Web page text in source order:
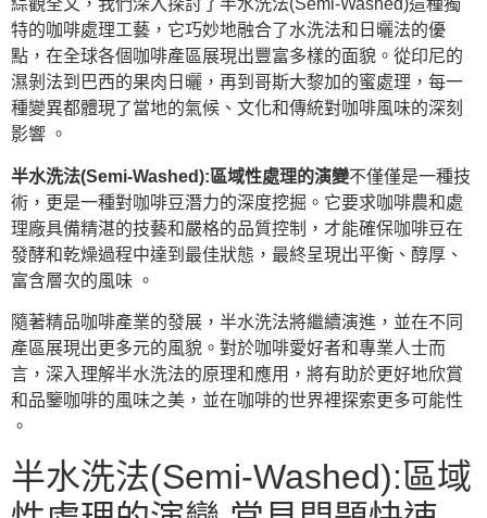
綜觀全文，我們深入探討了半水洗法(Semi-Washed)這種獨
特的咖啡處理工藝，它巧妙地融合了水洗法和日曬法的優
點，在全球各個咖啡產區展現出豐富多樣的面貌。從印尼的
濕剝法到巴西的果肉日曬，再到哥斯大黎加的蜜處理，每一
種變異都體現了當地的氣候、文化和傳統對咖啡風味的深刻
影響 。
半水洗法(Semi-Washed):區域性處理的演變不僅僅是一種技
術，更是一種對咖啡豆潛力的深度挖掘。它要求咖啡農和處
理廠具備精湛的技藝和嚴格的品質控制，才能確保咖啡豆在
發酵和乾燥過程中達到最佳狀態，最終呈現出平衡、醇厚、
富含層次的風味 。
隨著精品咖啡產業的發展，半水洗法將繼續演進，並在不同
產區展現出更多元的風貌。對於咖啡愛好者和專業人士而
言，深入理解半水洗法的原理和應用，將有助於更好地欣賞
和品鑒咖啡的風味之美，並在咖啡的世界裡探索更多可能性
。
半水洗法(Semi-Washed):區域